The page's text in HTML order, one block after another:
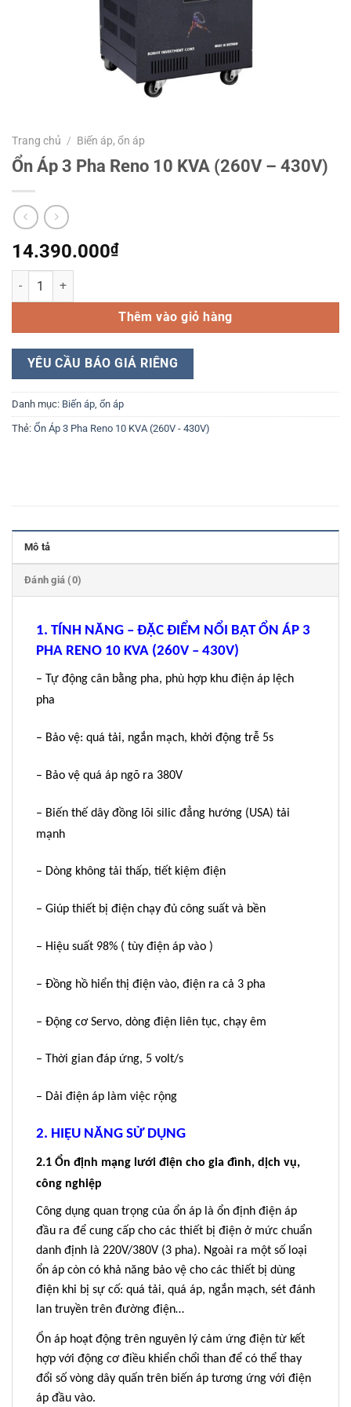
Trang chủ / Biến áp, ổn áp
Ổn Áp 3 Pha Reno 10 KVA (260V – 430V)
14.390.000₫
Ổn Áp 3 Pha Reno 10 KVA (260V - 430V) số lượng
Thêm vào giỏ hàng
YÊU CẦU BÁO GIÁ RIÊNG
Danh mục: Biến áp, ổn áp
Thẻ: Ổn Áp 3 Pha Reno 10 KVA (260V - 430V)
Mô tả
Đánh giá (0)
1. TÍNH NĂNG – ĐẶC ĐIỂM NỔI BẬT ỔN ÁP 3
PHA RENO 10 KVA (260V – 430V)
– Tự động cân bằng pha, phù hợp khu điện áp lệch
pha
– Bảo vệ: quá tải, ngắn mạch, khởi động trễ 5s
– Bảo vệ quá áp ngõ ra 380V
– Biến thế dây đồng lõi silic đẳng hướng (USA) tải
mạnh
– Dòng không tải thấp, tiết kiệm điện
– Giúp thiết bị điện chạy đủ công suất và bền
– Hiệu suất 98% ( tùy điện áp vào )
– Đồng hồ hiển thị điện vào, điện ra cả 3 pha
– Động cơ Servo, dòng điện liên tục, chạy êm
– Thời gian đáp ứng, 5 volt/s
– Dải điện áp làm việc rộng
2. HIỆU NĂNG SỬ DỤNG
2.1 Ổn định mạng lưới điện cho gia đình, dịch vụ,
công nghiệp
Công dụng quan trọng của ổn áp là ổn định điện áp
đầu ra để cung cấp cho các thiết bị điện ở mức chuẩn
danh định là 220V/380V (3 pha). Ngoài ra một số loại
ổn áp còn có khả năng bảo vệ cho các thiết bị dùng
điện khi bị sự cố: quá tải, quá áp, ngắn mạch, sét đánh
lan truyền trên đường điện…
Ổn áp hoạt động trên nguyên lý cảm ứng điện từ kết
hợp với động cơ điều khiển chổi than để có thể thay
đổi số vòng dây quấn trên biến áp tương ứng với điện
áp đầu vào.